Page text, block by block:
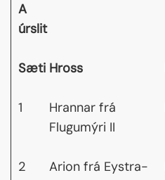
A
úrslit
Sæti Hross
1
Hrannar frá
Flugumýri II
2
Arion frá Eystra-